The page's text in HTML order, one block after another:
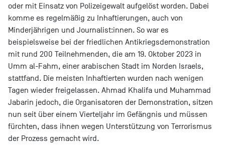
oder mit Einsatz von Polizeigewalt aufgelöst worden. Dabei
komme es regelmäßig zu Inhaftierungen, auch von
Minderjährigen und Journalist:innen. So war es
beispielsweise bei der friedlichen Antikriegsdemonstration
mit rund 200 Teilnehmenden, die am 19. Oktober 2023 in
Umm al-Fahm, einer arabischen Stadt im Norden Israels,
stattfand. Die meisten Inhaftierten wurden nach wenigen
Tagen wieder freigelassen. Ahmad Khalifa und Muhammad
Jabarin jedoch, die Organisatoren der Demonstration, sitzen
nun seit über einem Vierteljahr im Gefängnis und müssen
fürchten, dass ihnen wegen Unterstützung von Terrorismus
der Prozess gemacht wird.